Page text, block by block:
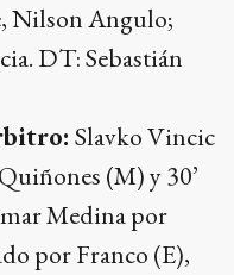
Nilson Angulo;
DT: Sebastián
Slavko Vincic
(M) y 30’
Medina por
por Franco (E),